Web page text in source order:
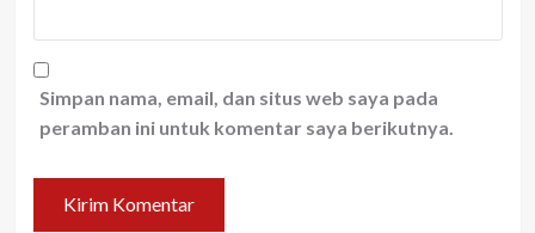
Simpan nama, email, dan situs web saya pada
peramban ini untuk komentar saya berikutnya.